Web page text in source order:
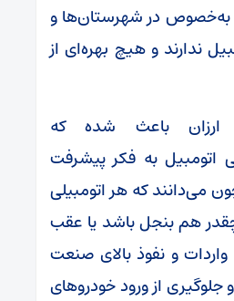
به‌خصوص در شهرستان‌ها و
ندارند و هیچ بهره‌ای از
ارزان باعث شده که
اتومبیل به فکر پیشرفت
می‌دانند که هر اتومبیلی
هم بنجل باشد یا عقب
و نفوذ بالای صنعت
از ورود خودرو‌های